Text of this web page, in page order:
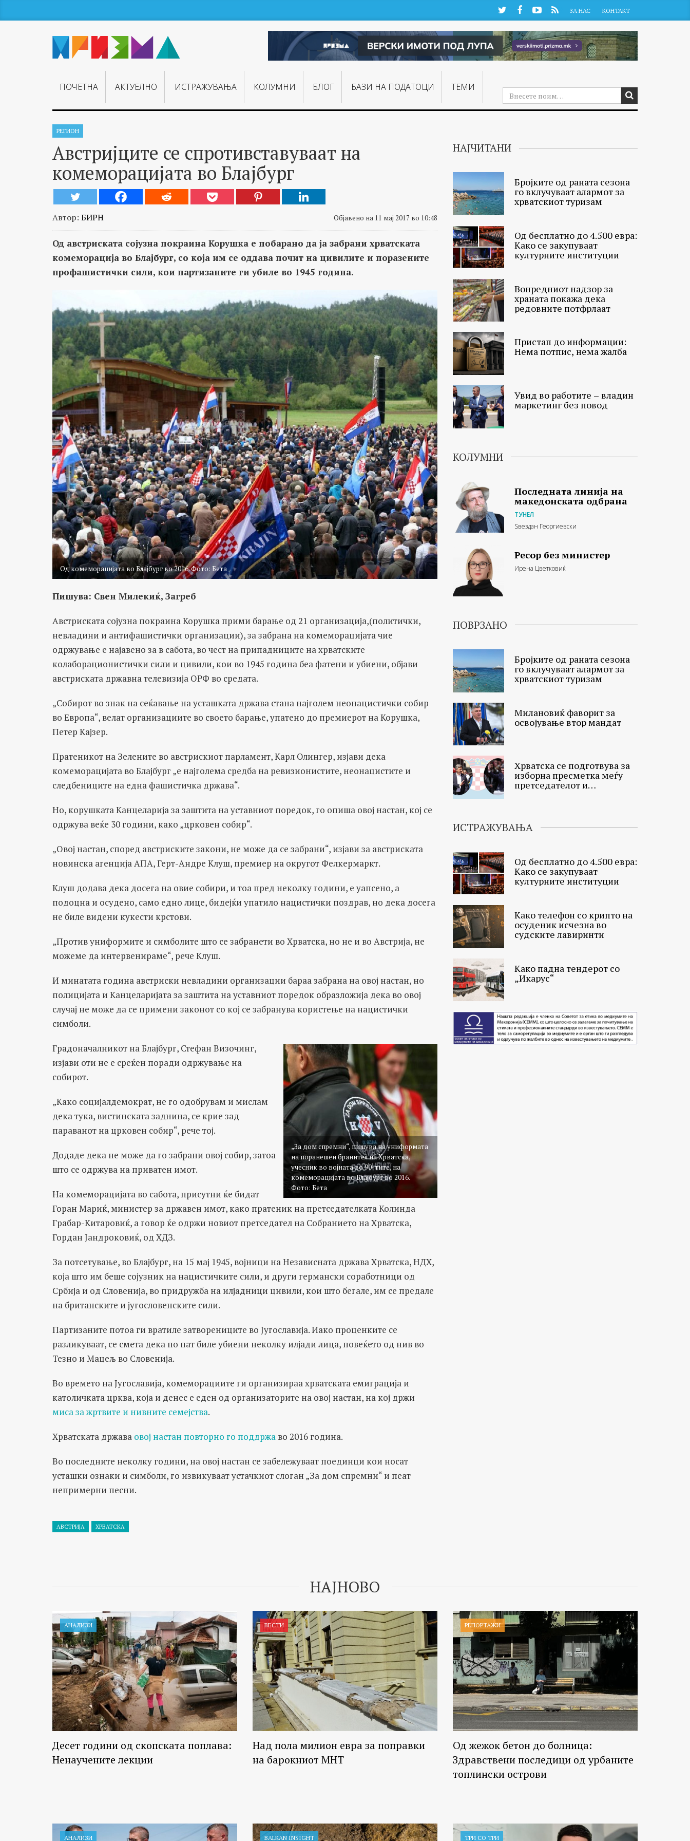
TwitterFacebookYouTube
RSS ЗА НАС КОНТАКТ
ПОЧЕТНА АКТУЕЛНО ИСТРАЖУВАЊA КОЛУМНИ БЛОГ БАЗИ НА ПОДАТОЦИ ТЕМИ
РЕГИОН
Австријците се спротивставуваат на
комеморацијата во Блајбург
Автор: БИРН Објавено на 11 мај 2017 во 10:48
Од австриската сојузна покраина Корушка е побарано да ја забрани хрватската
комеморација во Блајбург, со која им се оддава почит на цивилите и поразените
профашистички сили, кои партизаните ги убиле во 1945 година.
Од комеморацијата во Блајбург во 2016. Фото: Бета
Пишува: Свен Милекиќ, Загреб
Австриската сојузна покраина Корушка прими барање од 21 организација,(политички,
невладини и антифашистички организации), за забрана на комеморацијата чие
одржување е најавено за в сабота, во чест на припадниците на хрватските
колаборационистички сили и цивили, кои во 1945 година беа фатени и убиени, објави
австриската државна телевизија ОРФ во средата.
„Собирот во знак на сеќавање на усташката држава стана најголем неонацистички собир
во Европа“, велат организациите во своето барање, упатено до премиерот на Корушка,
Петер Кајзер.
Пратеникот на Зелените во австрискиот парламент, Карл Олингер, изјави дека
комеморацијата во Блајбург „е најголема средба на ревизионистите, неонацистите и
следбениците на една фашистичка држава“.
Но, корушката Канцеларија за заштита на уставниот поредок, го опиша овој настан, кој се
одржува веќе 30 години, како „црковен собир“.
„Овој настан, според австриските закони, не може да се забрани“, изјави за австриската
новинска агенција АПА, Герт-Aндре Kлуш, премиер на округот Фелкермаркт.
Kлуш додава дека досега на овие собири, и тоа пред неколку години, е уапсено, а
подоцна и осудено, само едно лице, бидејќи упатило нацистички поздрав, но дека досега
не биле видени кукести крстови.
„Против униформите и симболите што се забранети во Хрватска, но не и во Австрија, не
можеме да интервенираме“, рече Клуш.
И минатата година австриски невладини организации бараа забрана на овој настан, но
полицијата и Канцеларијата за заштита на уставниот поредок образложија дека во овој
случај не може да се примени законот со кој се забранува користење на нацистички
симболи.
„За дом спремни“, пишува на униформата
на поранешен бранител на Хрватска,
учесник во војната во 90-тите, на
комеморацијата во Блајбург во 2016.
Фото: Бета
Градоначалникот на Блајбург, Стефан Визочинг,
изјави оти не е среќен поради одржување на
собирот.
„Како социјалдемократ, не го одобрувам и мислам
дека тука, вистинската заднина, се крие зад
параванот на црковен собир“, рече тој.
Додаде дека не може да го забрани овој собир, затоа
што се одржува на приватен имот.
На комеморацијата во сабота, присутни ќе бидат
Горан Мариќ, министер за државен имот, како пратеник на претседателката Колинда
Грабар-Китаровиќ, а говор ќе одржи новиот претседател на Собранието на Хрватска,
Гордан Јандроковиќ, од ХДЗ.
За потсетување, во Блајбург, на 15 мај 1945, војници на Независната држава Хрватска, НДХ,
која што им беше сојузник на нацистичките сили, и други германски соработници од
Србија и од Словенија, во придружба на илјадници цивили, кои што бегале, им се предале
на британските и југословенските сили.
Партизаните потоа ги вратиле затворениците во Југославија. Иако проценките се
разликуваат, се смета дека по пат биле убиени неколку илјади лица, повеќето од нив во
Тезно и Мацељ во Словенија.
Во времето на Југославија, комеморациите ги организираа хрватската емиграција и
католичката црква, која и денес е еден од организаторите на овој настан, на кој држи
миса за жртвите и нивните семејства.
Хрватската држава овој настан повторно го поддржа во 2016 година.
Во последните неколку години, на овој настан се забележуваат поединци кои носат
усташки ознаки и симболи, го извикуваат устачкиот слоган „За дом спремни“ и пеат
непримерни песни.
АВСТРИЈА ХРВАТСКА
НАЈЧИТАНИ
Бројките од раната сезона
го вклучуваат алармот за
хрватскиот туризам
Од бесплатно до 4.500 евра:
Како се закупуваат
културните институции
Вонредниот надзор за
храната покажа дека
редовните потфрлаат
Пристап до информации:
Нема потпис, нема жалба
Увид во работите – владин
маркетинг без повод
КОЛУМНИ
Последната линија на
македонската одбрана
ТУНЕЛ
Ѕвездан Георгиевски
Ресор без министер
Ирена Цветковиќ
ПОВРЗАНО
Бројките од раната сезона
го вклучуваат алармот за
хрватскиот туризам
Милановиќ фаворит за
освојување втор мандат
Хрватска се подготвува за
изборна пресметка меѓу
претседателот и
ИСТРАЖУВАЊА
Од бесплатно до 4.500 евра:
Како се закупуваат
културните институции
Како телефон со крипто на
осуденик исчезна во
судските лавиринти
Како падна тендерот со
„Икарус“
НАЈНОВО
АНАЛИЗИ
Десет години од скопската поплава:
Ненаучените лекции
ВЕСТИ
Над пола милион евра за поправки
на барокниот МНТ
РЕПОРТАЖИ
Од жежок бетон до болница:
Здравствени последици од урбаните
топлински острови
АНАЛИЗИ BALKAN INSIGHT ТРИ СО ТРИ